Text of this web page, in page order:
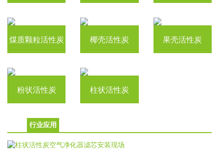
煤质颗粒活性炭 椰壳活性炭 果壳活性炭
粉状活性炭 柱状活性炭
行业应用